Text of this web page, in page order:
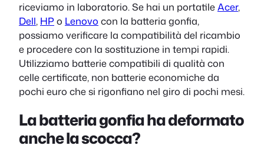
riceviamo in laboratorio. Se hai un portatileAcer,
Dell, HPo Lenovo con la batteria gonfia,
possiamo verificare la compatibilità del ricambio
e procedere con la sostituzione in tempi rapidi.
Utilizziamo batterie compatibili di qualità con
celle certificate, non batterie economiche da
pochi euro che si rigonfiano nel giro di pochi mesi.
La batteria gonfia ha deformato
anche la scocca?